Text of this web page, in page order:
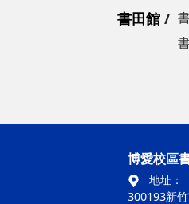
書田館
博愛校區
地址：
300193新